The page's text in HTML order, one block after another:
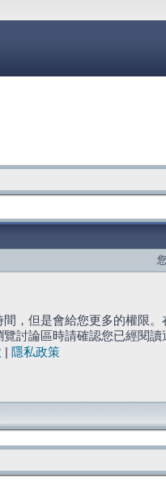
，但是會給您更多的權限。
討論區時請確認您已經閱讀
隱私政策